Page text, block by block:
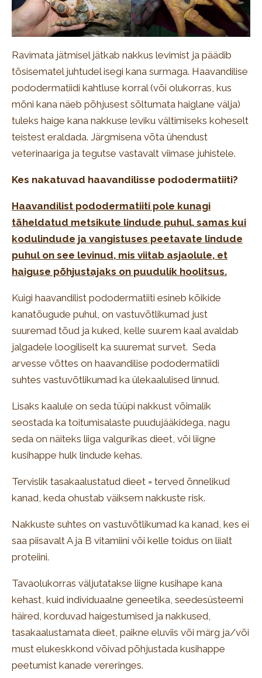
Ravimata jätmisel jätkab nakkus levimist ja päädib
tõsisematel juhtudel isegi kana surmaga. Haavandilise
pododermatiidi kahtluse korral (või olukorras, kus
mõni kana näeb põhjusest sõltumata haiglane välja)
tuleks haige kana nakkuse leviku vältimiseks koheselt
teistest eraldada. Järgmisena võta ühendust
veterinaariga ja tegutse vastavalt viimase juhistele.
Kes nakatuvad haavandilisse pododermatiiti?
Haavandilist pododermatiiti pole kunagi
täheldatud metsikute lindude puhul, samas kui
kodulindude ja vangistuses peetavate lindude
puhul on see levinud, mis viitab asjaolule, et
haiguse põhjustajaks on puudulik hoolitsus.
Kuigi haavandilist pododermatiiti esineb kõikide
kanatõugude puhul, on vastuvõtlikumad just
suuremad tõud ja kuked, kelle suurem kaal avaldab
jalgadele loogiliselt ka suuremat survet. Seda
arvesse võttes on haavandilise pododermatiidi
suhtes vastuvõtlikumad ka ülekaalulised linnud.
Lisaks kaalule on seda tüüpi nakkust võimalik
seostada ka toitumisalaste puudujääkidega, nagu
seda on näiteks liiga valgurikas dieet, või liigne
kusihappe hulk lindude kehas.
Tervislik tasakaalustatud dieet = terved õnnelikud
kanad, keda ohustab väiksem nakkuste risk.
Nakkuste suhtes on vastuvõtlikumad ka kanad, kes ei
saa piisavalt A ja B vitamiini või kelle toidus on liialt
proteiini.
Tavaolukorras väljutatakse liigne kusihape kana
kehast, kuid individuaalne geneetika, seedesüsteemi
häired, korduvad haigestumised ja nakkused,
tasakaalustamata dieet, paikne eluviis või märg ja/või
must elukeskkond võivad põhjustada kusihappe
peetumist kanade vereringes.